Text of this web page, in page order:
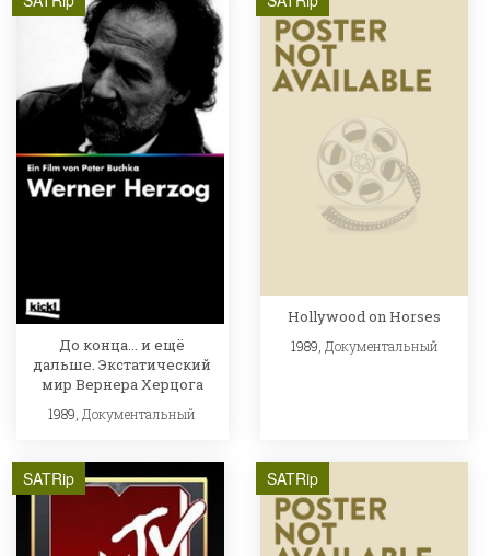
До конца... и ещё
дальше. Экстатический
мир Вернера Херцога
1989,Документальный
Hollywood on Horses
1989, Документальный
SATRip SATRip